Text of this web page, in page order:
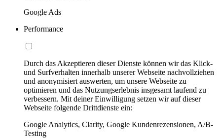
Google Ads
Performance
Durch das Akzeptieren dieser Dienste können wir das Klick-
und Surfverhalten innerhalb unserer Webseite nachvollziehen
und anonymisiert auswerten, um unsere Webseite zu
optimieren und das Nutzungserlebnis insgesamt laufend zu
verbessern. Mit deiner Einwilligung setzen wir auf dieser
Webseite folgende Drittdienste ein:
Google Analytics, Clarity, Google Kundenrezensionen, A/B-
Testing